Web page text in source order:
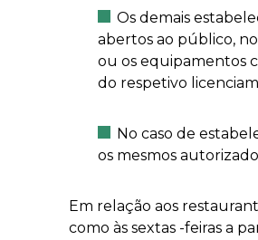
Os demais
abertos ao público,
ou os equipamentos
do respetivo
No caso de
os mesmos
Em relação aos
como às sextas -feiras a